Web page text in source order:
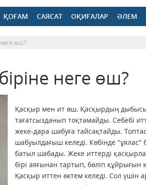
ҚОҒАМ САЯСАТ ОҚИҒАЛАР ӘЛЕМ
өш?
неге өш?
Қасқыр мен ит өш. Қасқырдың
тағатсызданып тоқтамайды. Себебі
жеке-дара шабуға тайсақтайды.
шабуылдағыш келеді. Көбінде "ұялас"
батыл шабады. Жеке иттерді
бірі аяғынан тартып, бөліп
Қасқыр иттен өктем келеді. Сол үшін